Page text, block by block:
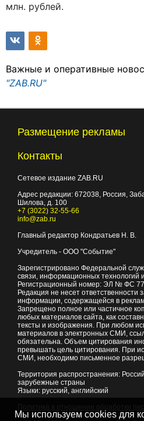
млн. рублей.
Важные и оперативные
"ZAB.RU"
Размещение рекламы
Контакты
Сетевое издание ZAB.RU
Адрес редакции: 672038, Россия,
Шилова, д. 100
+7 (3022) 32-55-66
info@zab.ru
Главный редактор Кондратьев Н. В.
Учредитель - ООО "Событие"
Зарегистрировано Федеральной
связи, информационных технологий
Регистрационный номер: ЭЛ № ФС
Редакция не несет ответственности
информации, содержащейся в
Запрещено полное или частичное
любых материалов сайта, как
тексты и изображения. При любом
материалов в электронных СМИ,
обязательна. Объем цитирования
превышать цель цитирования. При
СМИ, необходимо письменное
Территория распространения:
зарубежные страны
Языки: русский, английский
Мы используем cookies для